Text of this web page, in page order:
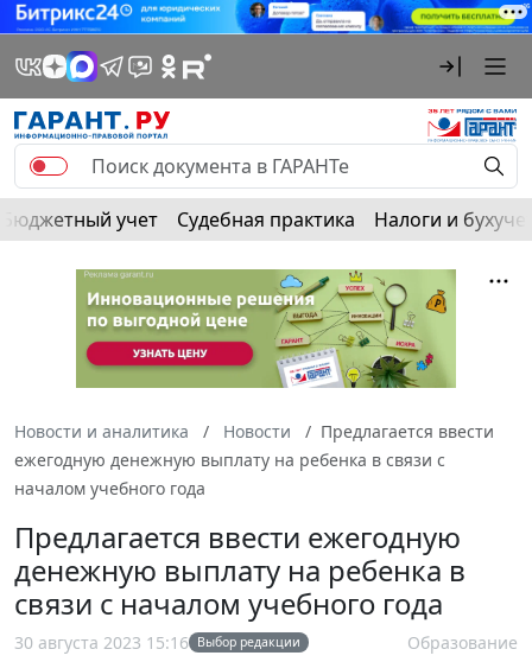
Бюджетный учет Судебная практика Налоги и
Новости и аналитика Новости
Предлагается ввести
ежегодную денежную выплату на ребенка в связи с
началом учебного года
Предлагается ввести ежегодную
денежную выплату на ребенка в
связи с началом учебного года
30 августа 2023 15:16 Выбор редакции Образование